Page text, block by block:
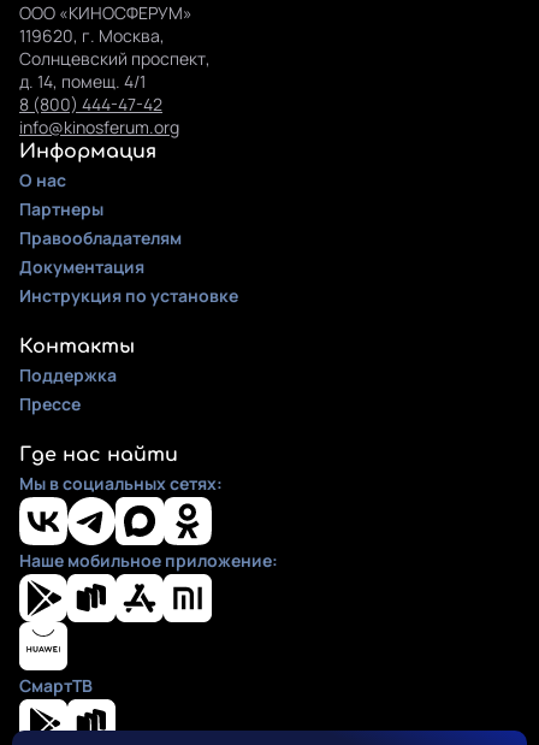
ООО «КИНОСФЕРУМ»
119620, г. Москва,
Солнцевский проспект,
д. 14, помещ. 4/1
8 (800) 444-47-42
info@kinosferum.org
Информация
О нас
Партнеры
Правообладателям
Документация
Инструкция по установке
Контакты
Поддержка
Прессе
Где нас найти
Мы в социальных сетях:
Наше мобильное приложение:
СмартТВ